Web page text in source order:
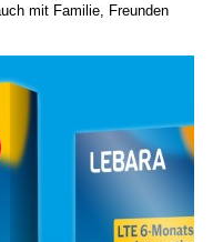
mit Familie, Freunden